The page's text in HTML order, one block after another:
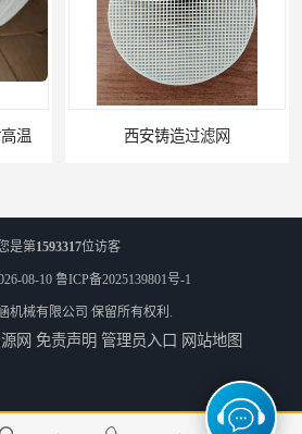
温 西安铸造过滤网
喀什铸造过滤网
是第1593317位访客
08-10 鲁ICP备2025139801号-1
机械有限公司 保留所有权利.
网 免责声明 管理员入口 网站地图